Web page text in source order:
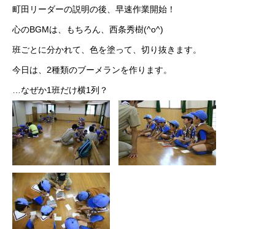
町田リーダーの説明の後、早速作業開始！
心のBGMは、もちろん、西条秀樹(^o^)
班ごとに分かれて、色を塗って、切り抜きます。
今日は、2種類のブーメランを作ります。
…なぜか1班だけ横1列？